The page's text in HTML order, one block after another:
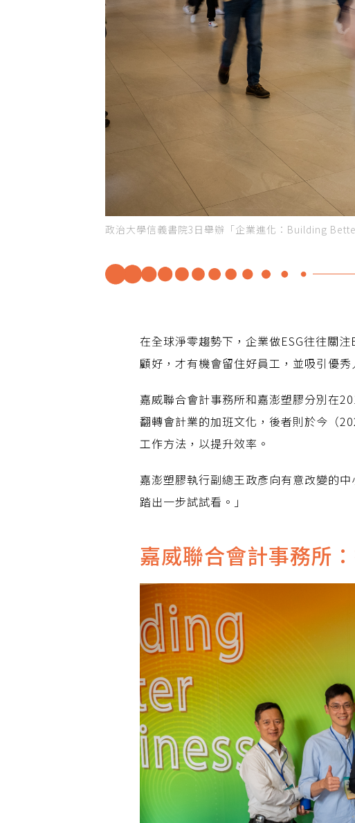
政治大學信義書院3日舉辦「企業進化：Building
在全球淨零趨勢下，企業做ESG往往關
顧好，才有機會留住好員工，並吸引優秀
嘉威聯合會計事務所和嘉澎塑膠分別在
翻轉會計業的加班文化，後者則於今（
工作方法，以提升效率。
嘉澎塑膠執行副總王政彥向有意改變的
踏出一步試試看。」
嘉威聯合會計事務所